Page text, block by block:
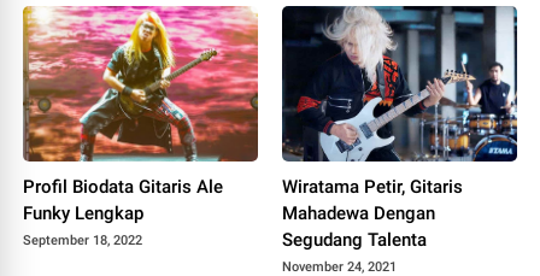
Profil Biodata Gitaris Ale
Funky Lengkap
September 18, 2022
Wiratama Petir, Gitaris
Mahadewa Dengan
Segudang Talenta
November 24, 2021